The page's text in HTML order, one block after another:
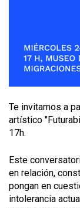
Te invitamos a
artístico
17h.
Este
en relación,
pongan en
intolerancia